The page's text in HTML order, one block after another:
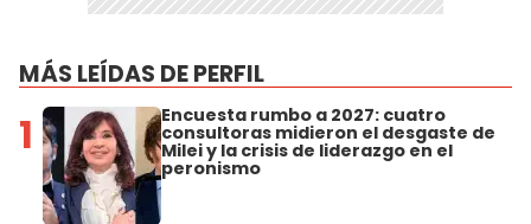
MÁS LEÍDAS DE PERFIL
1 Encuesta rumbo a 2027: cuatro
consultoras midieron el desgaste de
Milei y la crisis de liderazgo en el
peronismo